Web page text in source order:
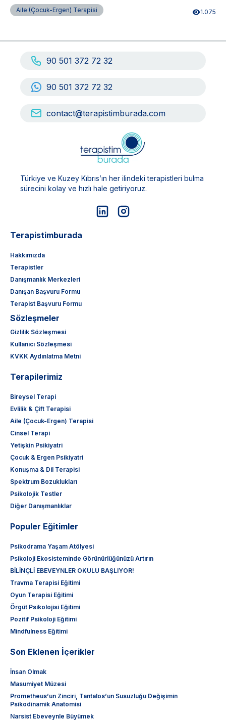
Aile (Çocuk-Ergen) Terapisi 1.075
90 501 372 72 32
90 501 372 72 32
contact@terapistimburada.com
Türkiye ve Kuzey Kıbrıs’ın her ilindeki terapistleri bulma
sürecini kolay ve hızlı hale getiriyoruz.
Terapistimburada
Hakkımızda
Terapistler
Danışmanlık Merkezleri
Danışan Başvuru Formu
Terapist Başvuru Formu
Sözleşmeler
Gizlilik Sözleşmesi
Kullanıcı Sözleşmesi
KVKK Aydınlatma Metni
Terapilerimiz
Bireysel Terapi
Evlilik & Çift Terapisi
Aile (Çocuk-Ergen) Terapisi
Cinsel Terapi
Yetişkin Psikiyatri
Çocuk & Ergen Psikiyatri
Konuşma & Dil Terapisi
Spektrum Bozuklukları
Psikolojik Testler
Diğer Danışmanlıklar
Populer Eğitimler
Psikodrama Yaşam Atölyesi
Psikoloji Ekosisteminde Görünürlüğünüzü Artırın
BİLİNÇLİ EBEVEYNLER OKULU BAŞLIYOR!
Travma Terapisi Eğitimi
Oyun Terapisi Eğitimi
Örgüt Psikolojisi Eğitimi
Pozitif Psikoloji Eğitimi
Mindfulness Eğitimi
Son Eklenen İçerikler
İnsan Olmak
Masumiyet Müzesi
Prometheus’un Zinciri, Tantalos’un Susuzluğu Değişimin
Psikodinamik Anatomisi
Narsist Ebeveynle Büyümek